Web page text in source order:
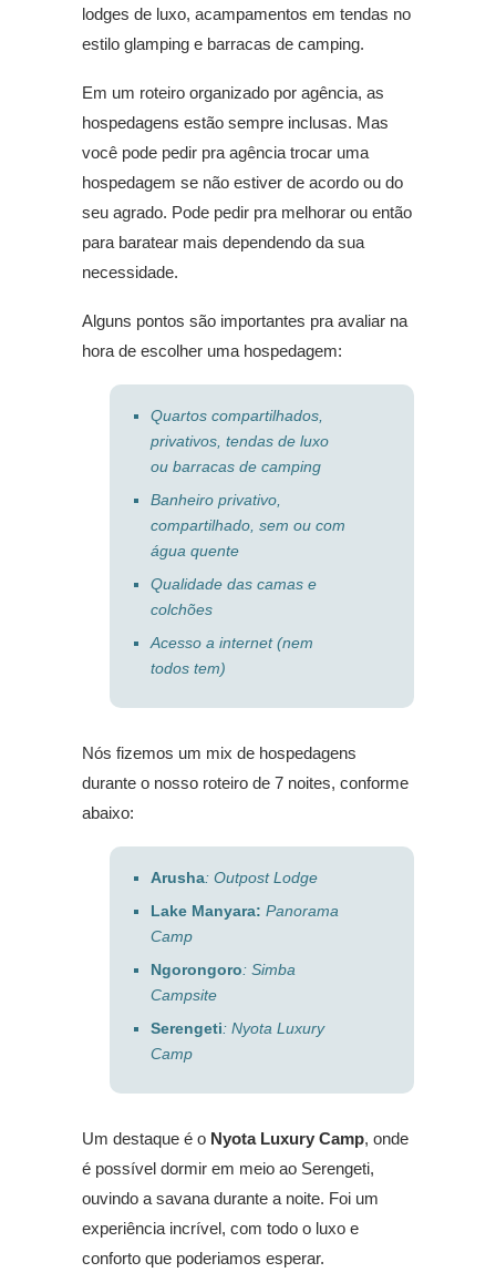
lodges de luxo, acampamentos em tendas no
estilo glamping e barracas de camping.
Em um roteiro organizado por agência, as
hospedagens estão sempre inclusas. Mas
você pode pedir pra agência trocar uma
hospedagem se não estiver de acordo ou do
seu agrado. Pode pedir pra melhorar ou então
para baratear mais dependendo da sua
necessidade.
Alguns pontos são importantes pra avaliar na
hora de escolher uma hospedagem:
Quartos compartilhados,
privativos, tendas de luxo
ou barracas de camping
Banheiro privativo,
compartilhado, sem ou com
água quente
Qualidade das camas e
colchões
Acesso a internet (nem
todos tem)
Nós fizemos um mix de hospedagens
durante o nosso roteiro de 7 noites, conforme
abaixo:
Arusha: Outpost Lodge
Lake Manyara: Panorama
Camp
Ngorongoro: Simba
Campsite
Serengeti: Nyota Luxury
Camp
Um destaque é o Nyota Luxury Camp, onde
é possível dormir em meio ao Serengeti,
ouvindo a savana durante a noite. Foi um
experiência incrível, com todo o luxo e
conforto que poderiamos esperar.